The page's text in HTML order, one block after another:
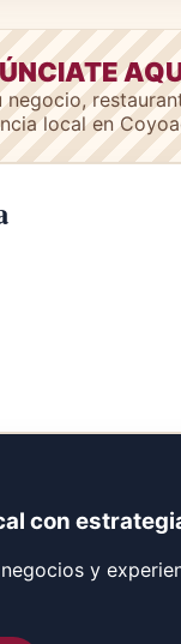
negocio,
local en
con
y